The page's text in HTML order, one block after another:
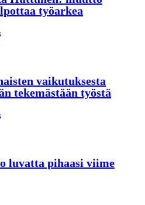
työarkea
vaikutuksesta
tekemästään työstä
luvatta pihaasi viime